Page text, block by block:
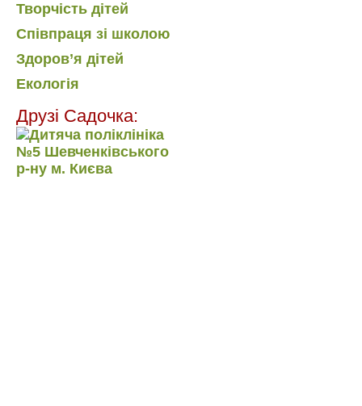
Творчість дітей
Співпраця зі школою
Здоров’я дітей
Екологія
Друзі Садочка: